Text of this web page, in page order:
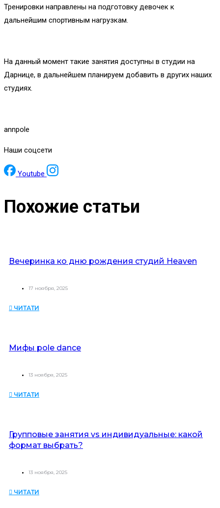
Тренировки направлены на подготовку девочек к
дальнейшим спортивным нагрузкам.
На данный момент такие занятия доступны в студии на
Дарнице, в дальнейшем планируем добавить в других наших
студиях.
annpole
Наши соцсети
Youtube
Похожие статьи
Вечеринка ко дню рождения студий Heaven
17 ноября, 2025
ЧИТАТИ
Мифы pole dance
13 ноября, 2025
ЧИТАТИ
Групповые занятия vs индивидуальные: какой
формат выбрать?
13 ноября, 2025
ЧИТАТИ